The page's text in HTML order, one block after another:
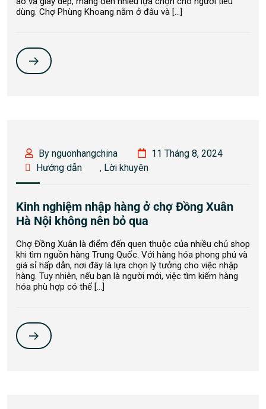
dùng. Chợ Phùng Khoang nằm ở đâu và […]
By nguonhangchina
11 Tháng 8, 2024
Hướng dẫn
, Lời khuyên
Kinh nghiệm nhập hàng ở chợ Đồng Xuân
Hà Nội không nên bỏ qua
Chợ Đồng Xuân là điểm đến quen thuộc của nhiều chủ shop
khi tìm nguồn hàng Trung Quốc. Với hàng hóa phong phú và
giá sỉ hấp dẫn, nơi đây là lựa chọn lý tưởng cho việc nhập
hàng. Tuy nhiên, nếu bạn là người mới, việc tìm kiếm hàng
hóa phù hợp có thể […]